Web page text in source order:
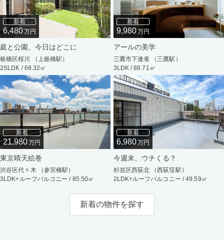
新着
6,480万円
庭と公園、今日はどこに
板橋区桜川 （上板橋駅）
2SLDK / 68.32㎡
新着
9,980万円
アールの美学
三鷹市下連雀 （三鷹駅）
3LDK / 88.71㎡
新着
21,980万円
東京晴天絵巻
渋谷区代々木 （参宮橋駅）
3LDK+ルーフバルコニー / 85.50㎡
新着
6,980万円
今週末、ウチくる？
杉並区西荻北 （西荻窪駅）
2LDK+ルーフバルコニー / 49.59㎡
新着の物件を探す